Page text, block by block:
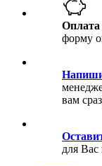
Оплата
форму
вам
для Вас